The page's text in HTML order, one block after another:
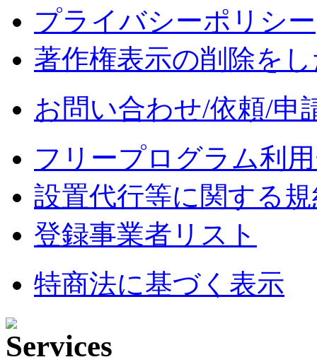
プライバシーポリシー
著作権表示の削除を
お問い合わせ/依頼/申
フリープログラム利
設置代行等に関する
登録事業者リスト
特商法に基づく表示